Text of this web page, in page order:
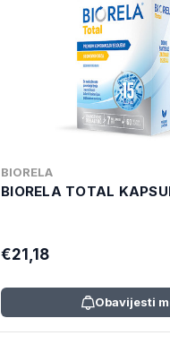
BIORELA
BIORELA TOTAL
€21,18
Obavijesti